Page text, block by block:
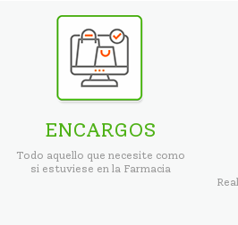
ENCARGOS
Todo aquello que necesite como
si estuviese en la Farmacia